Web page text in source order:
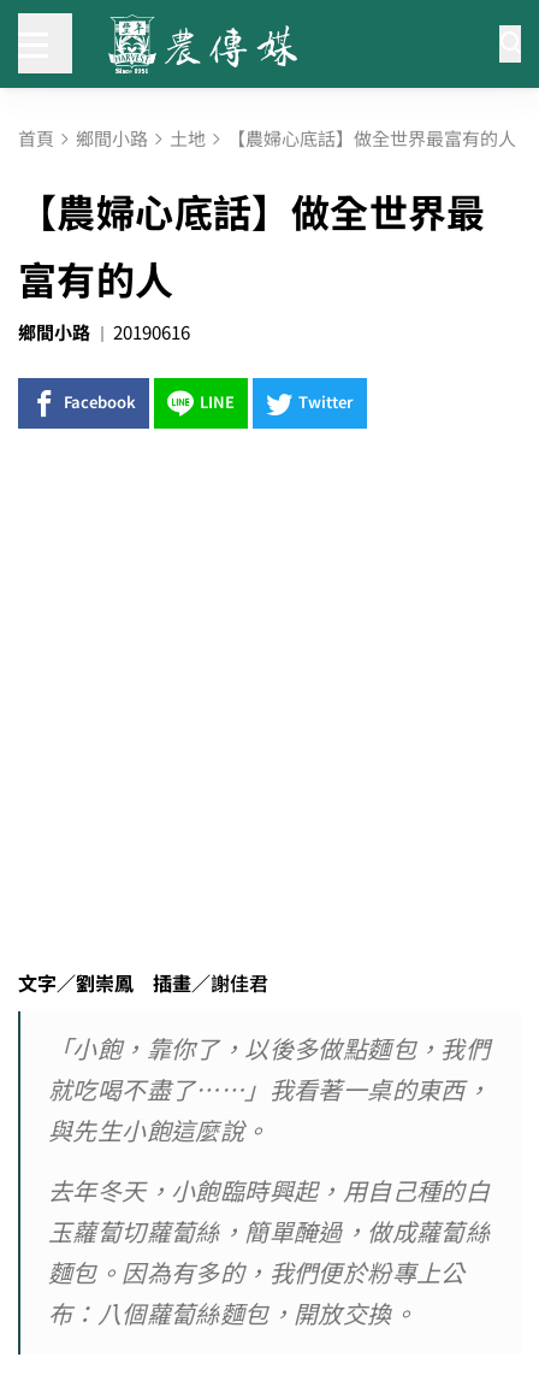
首頁 鄉間小路 土地 【農婦心底話】做全世界最富有的人
【農婦心底話】做全世界最
富有的人
鄉間小路 20190616
Facebook LINE Twitter
文字／劉崇鳳 插畫／謝佳君
「小飽，靠你了，以後多做點麵包，我們
就吃喝不盡了……」我看著一桌的東西，
與先生小飽這麼說。
去年冬天，小飽臨時興起，用自己種的白
玉蘿蔔切蘿蔔絲，簡單醃過，做成蘿蔔絲
麵包。因為有多的，我們便於粉專上公
布：八個蘿蔔絲麵包，開放交換。